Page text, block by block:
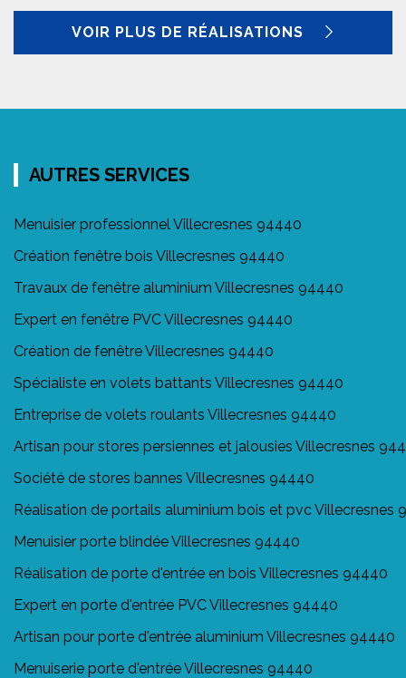
VOIR PLUS DE RÉALISATIONS
AUTRES SERVICES
Menuisier professionnel Villecresnes 94440
Création fenêtre bois Villecresnes 94440
Travaux de fenêtre aluminium Villecresnes 94440
Expert en fenêtre PVC Villecresnes 94440
Création de fenêtre Villecresnes 94440
Spécialiste en volets battants Villecresnes 94440
Entreprise de volets roulants Villecresnes 94440
Artisan pour stores persiennes et jalousies Villecresnes
Société de stores bannes Villecresnes 94440
Réalisation de portails aluminium bois et pvc Villecresnes
Menuisier porte blindée Villecresnes 94440
Réalisation de porte d'entrée en bois Villecresnes 94440
Expert en porte d'entrée PVC Villecresnes 94440
Artisan pour porte d'entrée aluminium Villecresnes 94440
Menuiserie porte d'entrée Villecresnes 94440